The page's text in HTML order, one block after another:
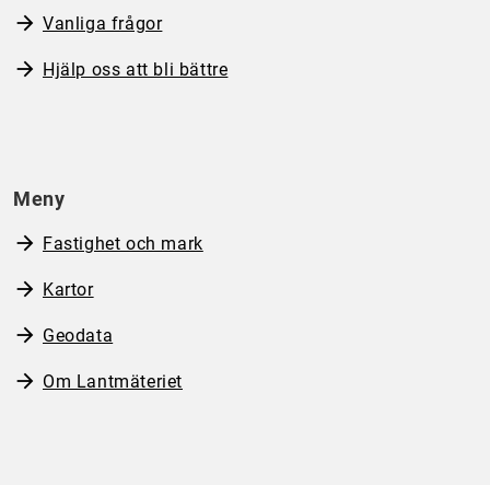
Vanliga frågor
Hjälp oss att bli bättre
Meny
Fastighet och mark
Kartor
Geodata
Om Lantmäteriet